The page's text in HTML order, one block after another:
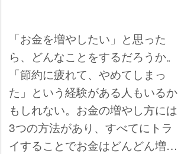
「お金を増やしたい」と思った
ら、どんなことをするだろうか。
「節約に疲れて、やめてしまっ
た」という経験がある人もいるか
もしれない。お金の増やし方には
3つの方法があり、すべてにトラ
イすることでお金はどんどん増え